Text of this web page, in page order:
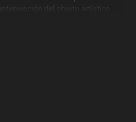
del objeto artístico.
simultánea, para permitir que el
de la instalación,